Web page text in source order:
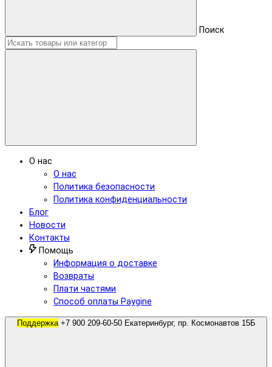
Поиск
О нас
О нас
Политика безопасности
Политика конфиденциальности
Блог
Новости
Контакты
Помощь
Информация о доставке
Возвраты
Плати частями
Способ оплаты Paygine
Поддержка